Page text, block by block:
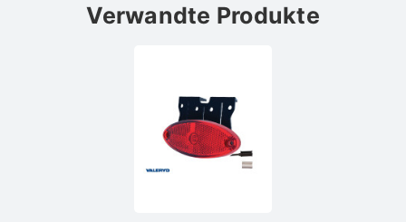
Verwandte Produkte